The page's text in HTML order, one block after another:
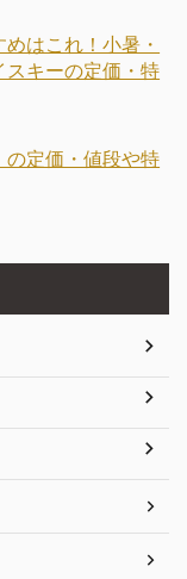
はこれ！小暑・
スキーの定価・特
の定価・値段や特